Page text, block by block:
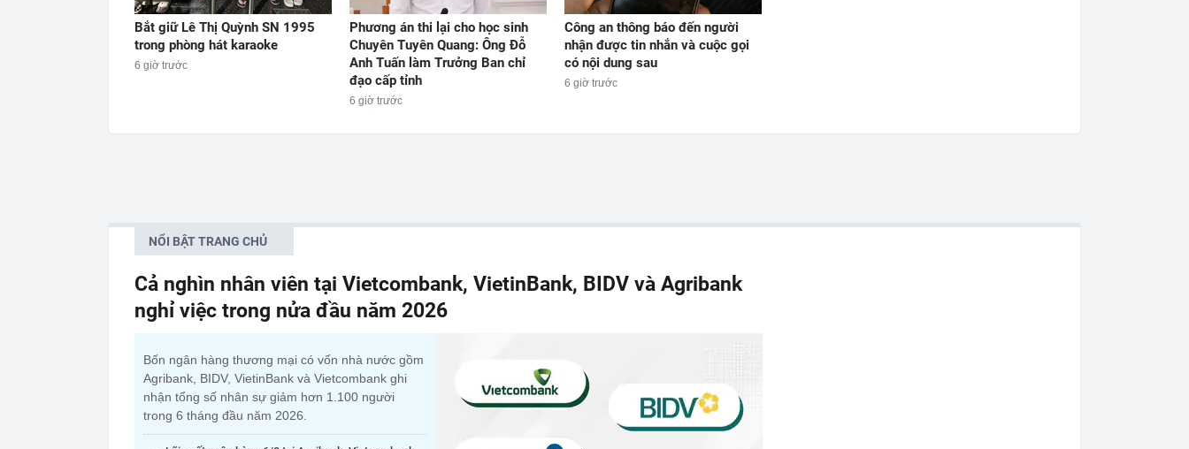
Bắt giữ Lê Thị Quỳnh SN 1995
trong phòng hát karaoke
6 giờ trước
Phương án thi lại cho học sinh
Chuyên Tuyên Quang: Ông Đỗ
Anh Tuấn làm Trưởng Ban chỉ
đạo cấp tỉnh
6 giờ trước
Công an thông báo đến người
nhận được tin nhắn và cuộc gọi
có nội dung sau
6 giờ trước
NỔI BẬT TRANG CHỦ
Cả nghìn nhân viên tại Vietcombank, VietinBank, BIDV và Agribank
nghỉ việc trong nửa đầu năm 2026
Bốn ngân hàng thương mại có vốn nhà nước gồm
Agribank, BIDV, VietinBank và Vietcombank ghi
nhận tổng số nhân sự giảm hơn 1.100 người
trong 6 tháng đầu năm 2026.